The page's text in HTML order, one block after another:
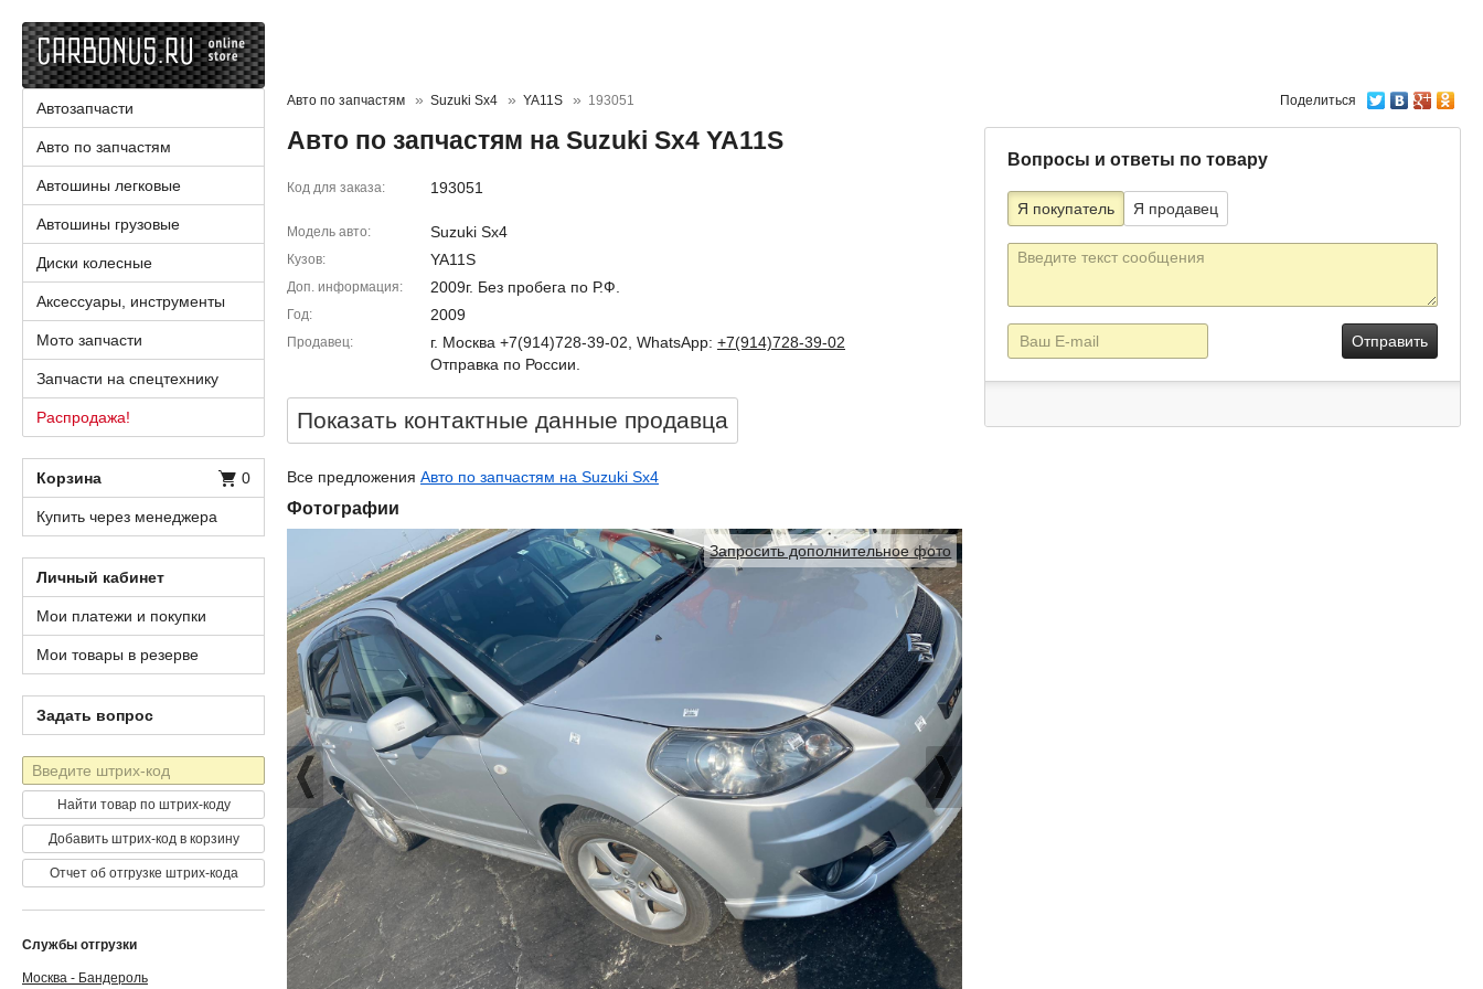
Поделиться
Авто по запчастям Suzuki Sx4 YA11S 193051
Авто по запчастям на Suzuki Sx4 YA11S
Код для заказа 193051
Модель авто Suzuki Sx4
Кузов YA11S
Доп. информация 2009г. Без пробега по Р.Ф.
Год 2009
Продавец г. Москва +7(914)728-39-02, WhatsApp: +7(914)728-39-02
Отправка по России.
Показать контактные данные продавцa
Все предложения Авто по запчастям на Suzuki Sx4
Фотографии
Запросить дополнительное фото
Вопросы и ответы по товару
Я покупатель Я продавец
Текст
E-
mail
Автозапчасти
Авто по запчастям
Автошины легковые
Автошины грузовые
Диски колесные
Аксессуары, инструменты
Мото запчасти
Запчасти на спецтехнику
Распродажа!
Корзина 0
Купить через менеджера
Личный кабинет
Мои платежи и покупки
Мои товары в резерве
Задать вопрос
Штрих-
код
Найти товар по штрих-коду
Добавить штрих-код в корзину
Отчет об отгрузке штрих-кода
Службы отгрузки
Москва - Бандероль